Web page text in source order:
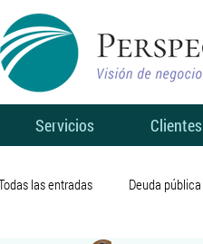
Servicios Clientes
las entradas Deuda pública